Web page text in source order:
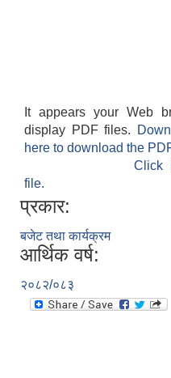
It appears your Web
display PDF files.
here to download the
Click
file.
प्रकार:
बजेट तथा कार्यक्रम
आर्थिक वर्ष:
२०८२/०८३